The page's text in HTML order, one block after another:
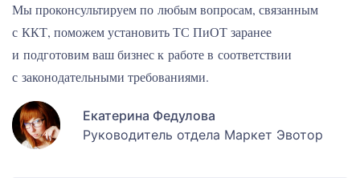
Мы проконсультируем по любым вопросам, связанным
с ККТ, поможем установить ТС ПиОТ заранее
и подготовим ваш бизнес к работе в соответствии
с законодательными требованиями.
Екатерина Федулова
Руководитель отдела Маркет Эвотор